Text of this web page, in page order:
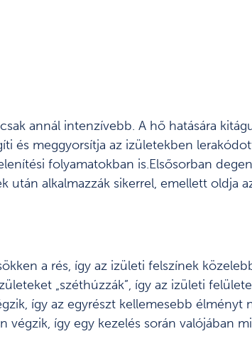
annál intenzívebb. A hő hatására
és meggyorsítja az izületekben
folyamatokban is.Elsősorban
után alkalmazzák sikerrel, emellett oldja
a rés, így az izületi felszínek
„széthúzzák”, így az izületi
így az egyrészt kellemesebb élményt
végzik, így egy kezelés során valójában